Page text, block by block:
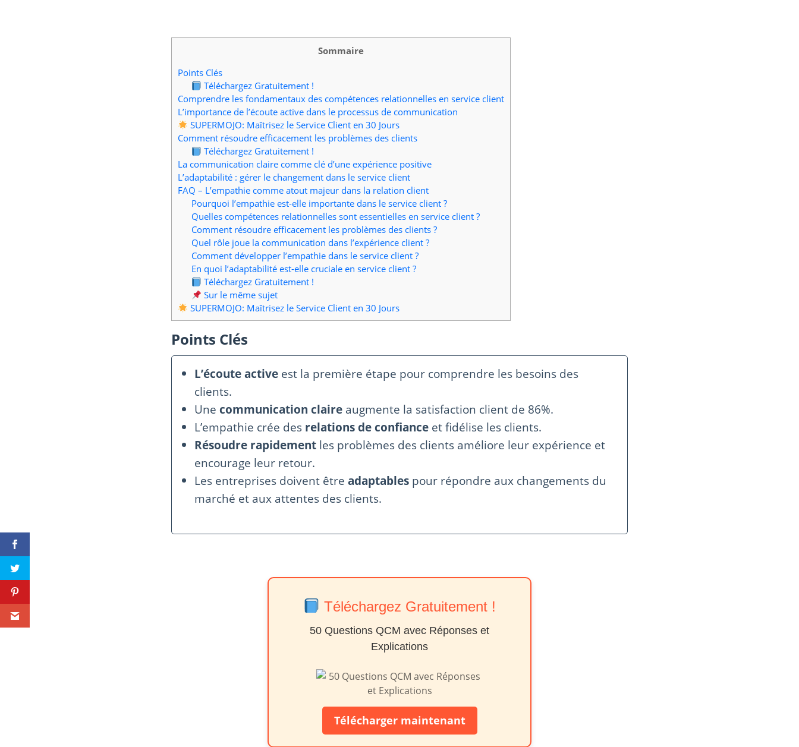
Sommaire
Points Clés
Téléchargez Gratuitement !
Comprendre les fondamentaux des compétences relationnelles en service client
L’importance de l’écoute active dans le processus de communication
SUPERMOJO: Maîtrisez le Service Client en 30 Jours
Comment résoudre efficacement les problèmes des clients
Téléchargez Gratuitement !
La communication claire comme clé d’une expérience positive
L’adaptabilité : gérer le changement dans le service client
FAQ – L’empathie comme atout majeur dans la relation client
Pourquoi l’empathie est-elle importante dans le service client ?
Quelles compétences relationnelles sont essentielles en service client ?
Comment résoudre efficacement les problèmes des clients ?
Quel rôle joue la communication dans l’expérience client ?
Comment développer l’empathie dans le service client ?
En quoi l’adaptabilité est-elle cruciale en service client ?
Téléchargez Gratuitement !
Sur le même sujet
SUPERMOJO: Maîtrisez le Service Client en 30 Jours
Points Clés
L’écoute active est la première étape pour comprendre les besoins des
clients.
Unecommunication claire augmente la satisfaction client de 86%.
L’empathie crée des relations de confiance et fidélise les clients.
Résoudre rapidement les problèmes des clients améliore leur expérience et
encourage leur retour.
Les entreprises doivent êtreadaptables pour répondre aux changements du
marché et aux attentes des clients.
Téléchargez Gratuitement !
50 Questions QCM avec Réponses et
Explications
Télécharger maintenant